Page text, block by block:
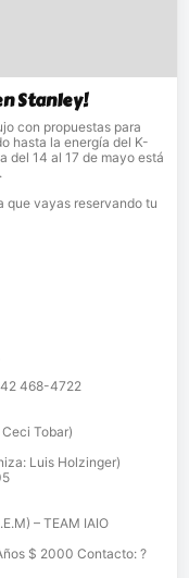
Stanley!
con propuestas para
hasta la energía del K-
del 14 al 17 de mayo está
que vayas reservando tu
468-4722
Tobar)
Luis Holzinger)
– TEAM IAIO
$ 2000 Contacto: ?